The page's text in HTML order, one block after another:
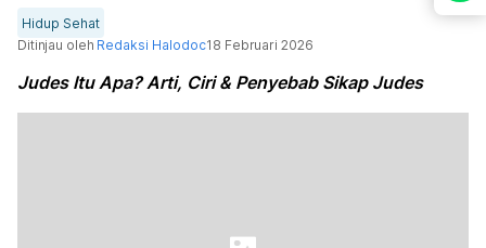
Hidup Sehat
Ditinjau oleh Redaksi Halodoc18 Februari 2026
Judes Itu Apa? Arti, Ciri & Penyebab Sikap Judes